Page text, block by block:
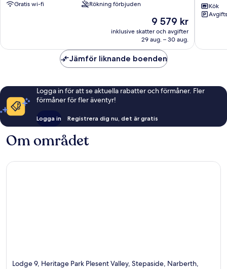
Gratis wi-fi
Rökning förbjuden
Priset
9 579 kr
9 579 kr
inklusive skatter och avgifter
29 aug. – 30 aug.
2
Valley
Kök
Jämför liknande boenden
Logga in för att se aktuella rabatter och förmåner. Fler
förmåner för fler äventyr!
Logga in Registrera dig nu, det är gratis
Om området
Lodge 9, Heritage Park Plesent Valley, Stepaside, Narberth,